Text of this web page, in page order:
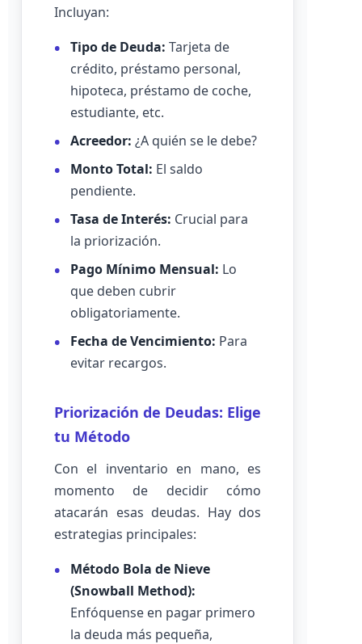
Incluyan:
Tipo de Deuda: Tarjeta de
crédito, préstamo personal,
hipoteca, préstamo de coche,
estudiante, etc.
Acreedor: ¿A quién se le debe?
Monto Total: El saldo
pendiente.
Tasa de Interés: Crucial para
la priorización.
Pago Mínimo Mensual: Lo
que deben cubrir
obligatoriamente.
Fecha de Vencimiento: Para
evitar recargos.
Priorización de Deudas: Elige
tu Método
Con el inventario en mano, es
momento de decidir cómo
atacarán esas deudas. Hay dos
estrategias principales:
Método Bola de Nieve
(Snowball Method):
Enfóquense en pagar primero
la deuda más pequeña,